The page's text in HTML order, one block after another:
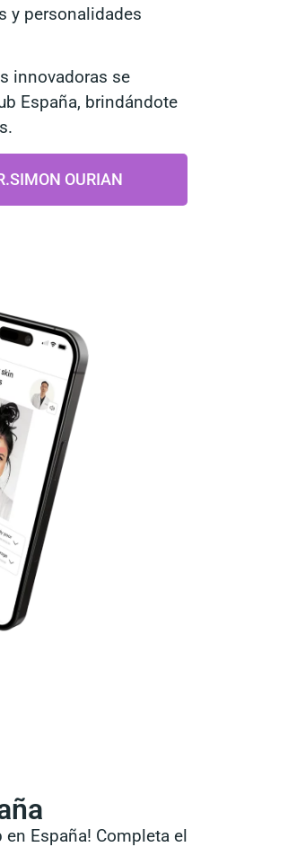
y personalidades
innovadoras se
España, brindándote
OURIAN
España! Completa el